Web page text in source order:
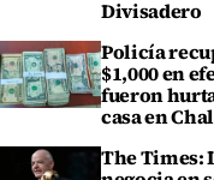
Divisadero
Policía
$1,000 en
fueron
casa en
The Times: